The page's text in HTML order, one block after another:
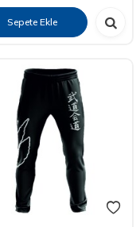
Sepete Ekle